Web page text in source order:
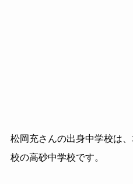
松岡充さんの出身中学校は
校の高砂中学校です。